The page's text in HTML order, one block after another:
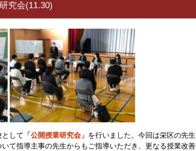
究会(11.30)
して 「公開授業研究会」 を行いました。今回は栄区の先
て指導主事の先生からもご指導いただき、更なる授業改